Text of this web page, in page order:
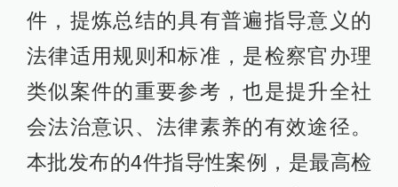
件，提炼总结的具有普遍指导意义的
法律适用规则和标准，是检察官办理
类似案件的重要参考，也是提升全社
会法治意识、法律素养的有效途径。
本批发布的4件指导性案例，是最高检